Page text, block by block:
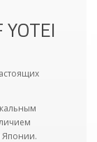
Японии.